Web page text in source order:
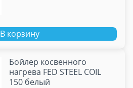
В корзину
Бойлер косвенного
нагрева FED STEEL COIL
150 белый